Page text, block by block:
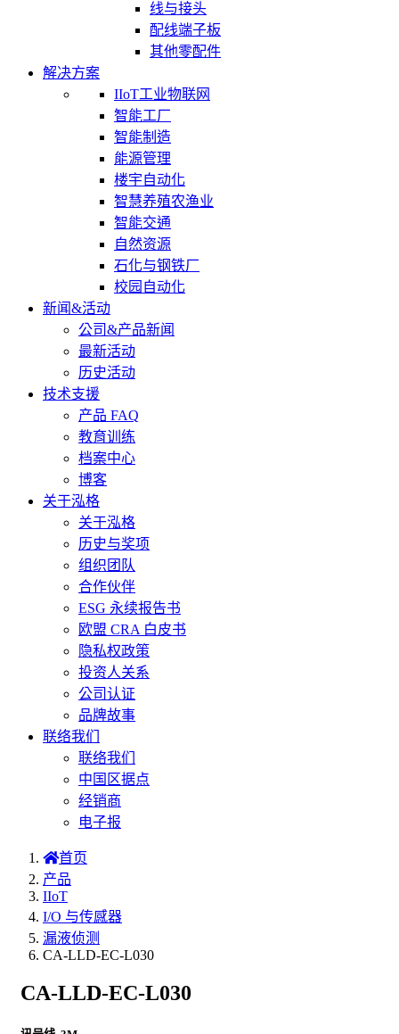
线与接头
配线端子板
其他零配件
解决方案
IIoT工业物联网
智能工厂
智能制造
能源管理
楼宇自动化
智慧养殖农渔业
智能交通
自然资源
石化与钢铁厂
校园自动化
新闻&活动
公司&产品新闻
最新活动
历史活动
技术支援
产品 FAQ
教育训练
档案中心
博客
关于泓格
关于泓格
历史与奖项
组织团队
合作伙伴
ESG 永续报告书
欧盟 CRA 白皮书
隐私权政策
投资人关系
公司认证
品牌故事
联络我们
联络我们
中国区据点
经销商
电子报
首页
产品
IIoT
I/O 与传感器
漏液侦测
CA-LLD-EC-L030
CA-LLD-EC-L030